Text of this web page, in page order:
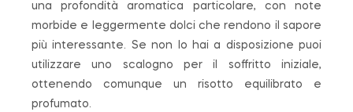
una profondità aromatica particolare, con note
morbide e leggermente dolci che rendono il sapore
più interessante. Se non lo hai a disposizione puoi
utilizzare uno scalogno per il soffritto iniziale,
ottenendo comunque un risotto equilibrato e
profumato.